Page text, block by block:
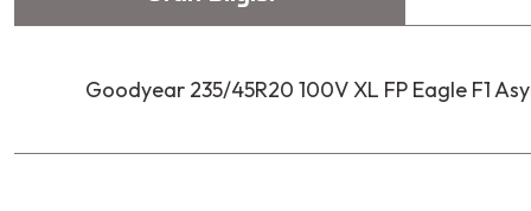
Goodyear 235/45R20 100V XL FP Eagle F1